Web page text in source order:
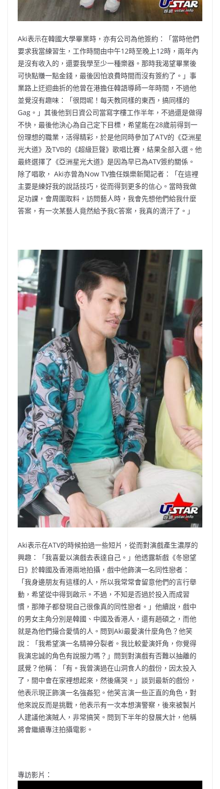
Aki表示在韓國大學畢業時，亦有公司為他簽約：「當時他們
要求我當練習生，工作時間由中午12時至晚上12時，兩年內
是沒有收入的，還要我學至少一種樂器。那時我渴望畢業後
可快點賺一點金錢，最後因怕浪費時間而沒有簽約了。」事
業路上迂迴曲折的他曾在港擔任韓語導師一年時間，不過他
並覺沒有趣味：「很悶呢！每天教同樣的東西，搞同樣的
Gag。」其後他到日資公司當寫字樓工作半年，不過還是做得
不快，最後他決心為自己定下目標，希望能在28歲前得到一
份理想的職業，活得精彩，於是他同時參加了ATV的《亞洲星
光大道》及TVB的《超級巨聲》歌唱比賽，結果全部入選。他
最終選擇了《亞洲星光大道》是因為早已為ATV簽約關係。
除了唱歌， Aki亦曾為Now TV擔任娛樂新聞記者：「在這裡
主要是練好我的說話技巧，從而得到更多的信心。當時我做
足功課，會周圍取料，訪問藝人時，我會先想他們給我什麼
答案，有一次某藝人竟然給予我C答案，我真的滴汗了。」
Aki表示在ATV的時候拍過一些短片，從而對演戲產生濃厚的
興趣：「我喜愛以演戲去表達自己。」他透露新戲《冬戀望
日》於韓國及香港兩地拍攝，戲中他飾演一名同性戀者：
「我身邊朋友有這樣的人，所以我常常會留意他們的言行舉
動，希望從中得到啟示。不過，不知是否過於投入而成習
慣，那陣子都發現自己很像真的同性戀者。」他續說，戲中
的男女主角分別是韓國、中國及香港人，還有趙碩之，而他
就是為他們撮合愛情的人。問到Aki最愛演什麼角色？他笑
說：「我希望演一名精神分裂者。我比較愛演奸角，你覺得
我演忠誠的角色有說服力嗎？」問到對演戲有否難以抽離的
感覺？他稱：「有。我曾演過在山洞食人的戲份，因太投入
了，間中會在家裡想起來，然後痛哭。」談到最新的戲份，
他表示現正飾演一名強姦犯。他笑言演一些正直的角色，對
他來說反而是挑戰，他表示有一次本想演警察，後來被製片
人建議他演賊人，非常搞笑。問到下半年的發展大計，他稱
將會繼續專注拍攝電影。
專訪影片：